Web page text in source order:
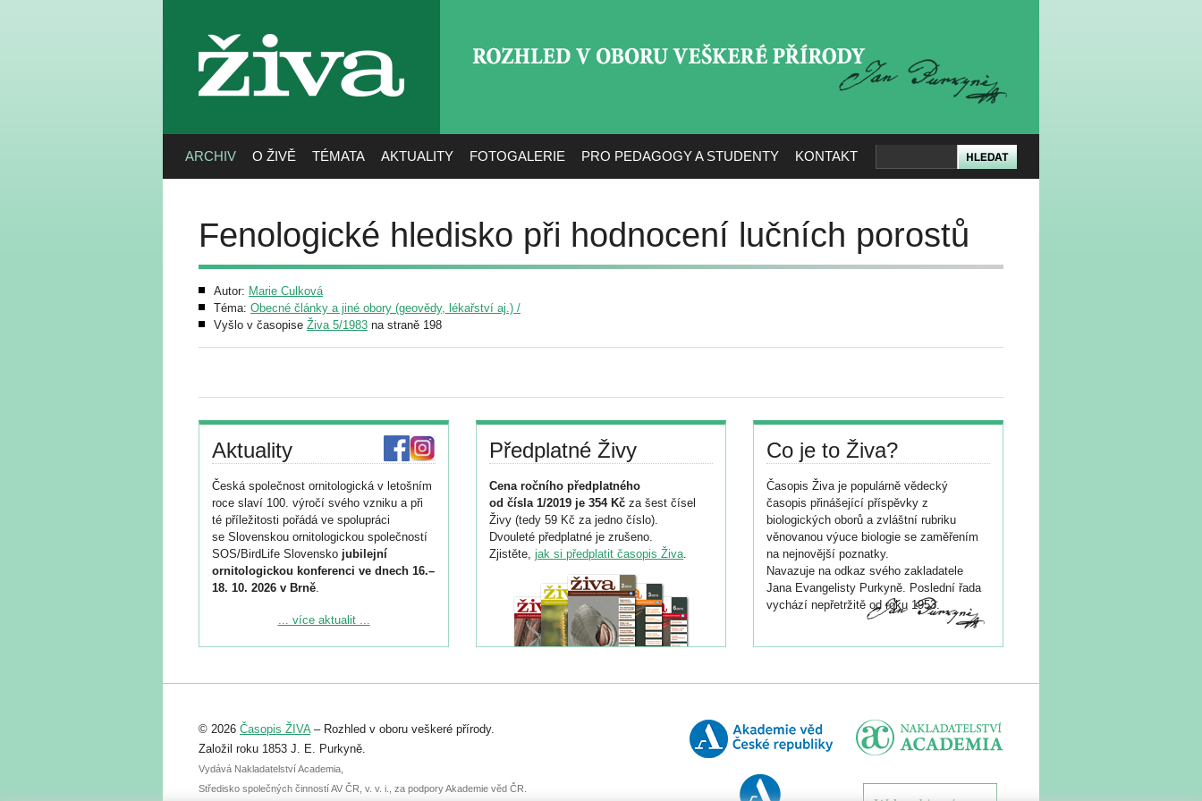
živa
ARCHIV O ŽIVĚ TÉMATA AKTUALITY FOTOGALERIE PRO PEDAGOGY A STUDENTY KONTAKT
Fenologické hledisko při hodnocení lučních porostů
Autor: Marie Culková
Téma: Obecné články a jiné obory (geovědy, lékařství aj.) /
Vyšlo v časopise Živa 5/1983 na straně 198
Aktuality
Česká společnost ornitologická v letošním
roce slaví 100. výročí svého vzniku a při
té příležitosti pořádá ve spolupráci
se Slovenskou ornitologickou společností
SOS/BirdLife Slovensko jubilejní
ornitologickou konferenci ve dnech 16.–
18. 10. 2026 v Brně.
Podrobnější informace ke konferenci
Registrovat se můžete do 6. září.
abstraktu přihlášené přednášky nebo
posteru je už 30. června.
... více aktualit ...
Předplatné Živy
Cena ročního předplatného
od čísla 1/2019 je 354 Kč za šest čísel
Živy (tedy 59 Kč za jedno číslo).
Dvouleté předplatné je zrušeno.
Zjistěte, jak si předplatit časopis Živa.
Co je to Živa?
Časopis Živa je populárně vědecký
časopis přinášející příspěvky z
biologických oborů a zvláštní rubriku
věnovanou výuce biologie se zaměřením
na nejnovější poznatky.
Navazuje na odkaz svého zakladatele
Jana Evangelisty Purkyně. Poslední řada
vychází nepřetržitě od roku 1953.
© 2026 Časopis ŽIVA– Rozhled v oboru veškeré přírody.
Založil roku 1853 J. E. Purkyně.
Vydává Nakladatelství Academia,
Středisko společných činností AV ČR, v. v. i., za podpory Akademie věd ČR.